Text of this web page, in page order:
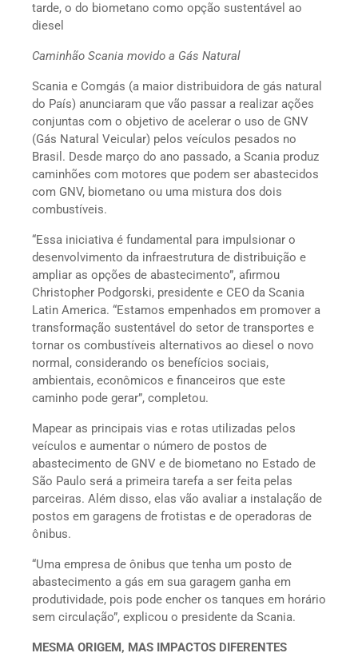
tarde, o do biometano como opção sustentável ao
diesel
Caminhão Scania movido a Gás Natural
Scania e Comgás (a maior distribuidora de gás natural
do País) anunciaram que vão passar a realizar ações
conjuntas com o objetivo de acelerar o uso de GNV
(Gás Natural Veicular) pelos veículos pesados no
Brasil. Desde março do ano passado, a Scania produz
caminhões com motores que podem ser abastecidos
com GNV, biometano ou uma mistura dos dois
combustíveis.
“Essa iniciativa é fundamental para impulsionar o
desenvolvimento da infraestrutura de distribuição e
ampliar as opções de abastecimento”, afirmou
Christopher Podgorski, presidente e CEO da Scania
Latin America. “Estamos empenhados em promover a
transformação sustentável do setor de transportes e
tornar os combustíveis alternativos ao diesel o novo
normal, considerando os benefícios sociais,
ambientais, econômicos e financeiros que este
caminho pode gerar”, completou.
Mapear as principais vias e rotas utilizadas pelos
veículos e aumentar o número de postos de
abastecimento de GNV e de biometano no Estado de
São Paulo será a primeira tarefa a ser feita pelas
parceiras. Além disso, elas vão avaliar a instalação de
postos em garagens de frotistas e de operadoras de
ônibus.
“Uma empresa de ônibus que tenha um posto de
abastecimento a gás em sua garagem ganha em
produtividade, pois pode encher os tanques em horário
sem circulação”, explicou o presidente da Scania.
MESMA ORIGEM, MAS IMPACTOS DIFERENTES